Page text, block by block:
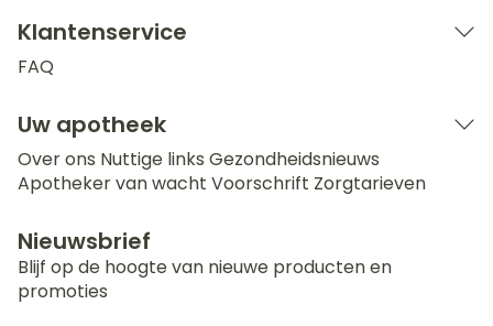
Klantenservice
FAQ
Uw apotheek
Over ons Nuttige links Gezondheidsnieuws
Apotheker van wacht Voorschrift Zorgtarieven
Nieuwsbrief
Blijf op de hoogte van nieuwe producten en
promoties